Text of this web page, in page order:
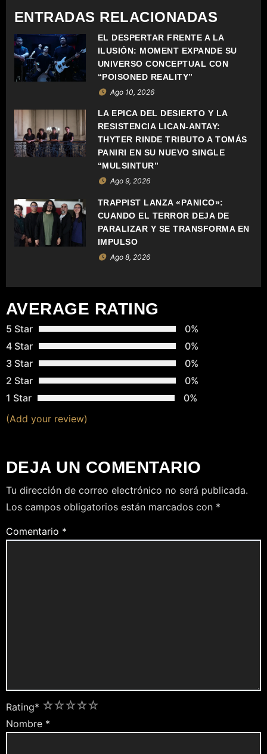
C
I
Ó
N
D
E
E
T
R
D
A
S
ENTRADAS RELACIONADAS
EL DESPERTAR FRENTE A LA
ILUSIÓN: MOMENT EXPANDE SU
UNIVERSO CONCEPTUAL CON
“POISONED REALITY”
Ago 10, 2026
LA ÉPICA DEL DESIERTO Y LA
RESISTENCIA LICAN-ANTAY:
THYTER RINDE TRIBUTO A TOMÁS
PANIRI EN SU NUEVO SINGLE
“MULSINTUR”
Ago 9, 2026
TRAPPIST LANZA «PÁNICO»:
CUANDO EL TERROR DEJA DE
PARALIZAR Y SE TRANSFORMA EN
IMPULSO
Ago 8, 2026
AVERAGE RATING
5 Star
0%
4 Star
0%
3 Star
0%
2 Star
0%
1 Star
0%
(Add your review)
DEJA UN COMENTARIO
Tu dirección de correo electrónico no será publicada.
Los campos obligatorios están marcados con *
Comentario *
Rating* 5
4
3
2
1
Nombre *